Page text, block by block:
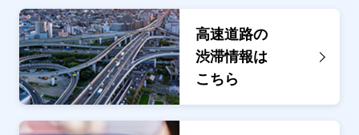
高速道路の
渋滞情報は
こちら